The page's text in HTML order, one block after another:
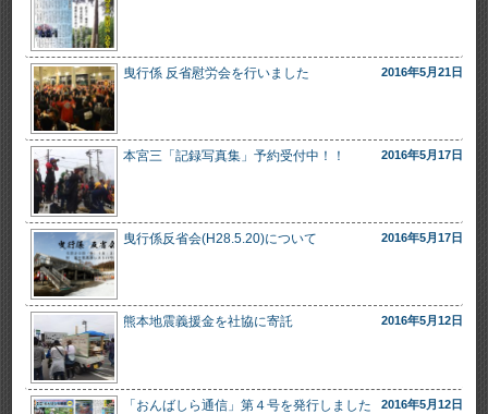
曳行係 反省慰労会を行いました 2016年5月21日
本宮三「記録写真集」予約受付中！！ 2016年5月17日
曳行係反省会(H28.5.20)について 2016年5月17日
熊本地震義援金を社協に寄託 2016年5月12日
「おんばしら通信」第４号を発行しました 2016年5月12日